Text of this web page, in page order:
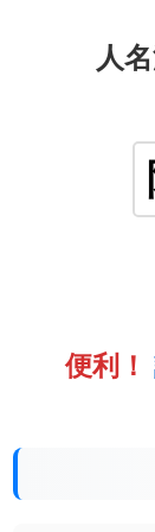
人
便利！